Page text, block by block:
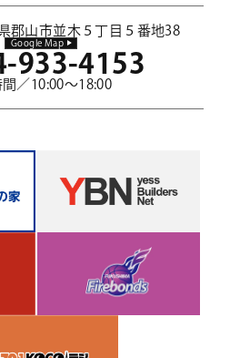
郡山市並木５丁目５番地38
Google Map
933-4153
／10:00～18:00